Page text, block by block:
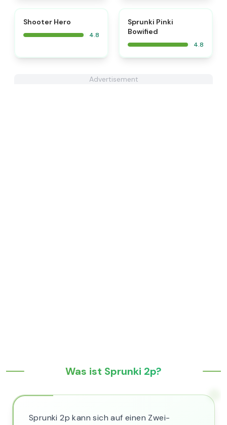
Shooter Hero
4.8
Sprunki Pinki
Bowified
4.8
Advertisement
Was ist Sprunki 2p?
Sprunki 2p kann sich auf einen Zwei-